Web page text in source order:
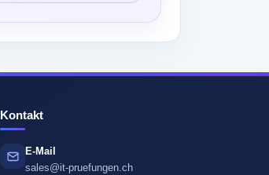
Kontakt
E-Mail
sales@it-pruefungen.ch